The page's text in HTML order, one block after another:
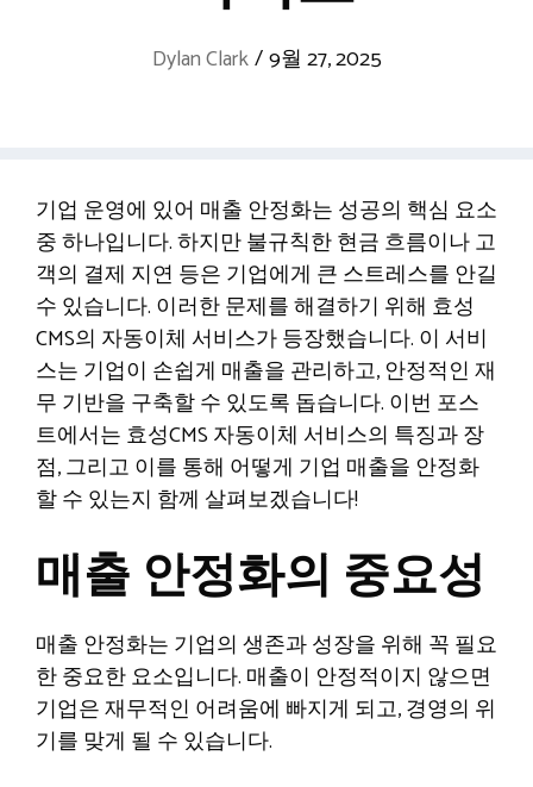
Dylan Clark/9월 27, 2025
기업 운영에 있어 매출 안정화는 성공의 핵심 요소
중 하나입니다. 하지만 불규칙한 현금 흐름이나 고
객의 결제 지연 등은 기업에게 큰 스트레스를 안길
수 있습니다. 이러한 문제를 해결하기 위해 효성
CMS의 자동이체 서비스가 등장했습니다. 이 서비
스는 기업이 손쉽게 매출을 관리하고, 안정적인 재
무 기반을 구축할 수 있도록 돕습니다. 이번 포스
트에서는 효성CMS 자동이체 서비스의 특징과 장
점, 그리고 이를 통해 어떻게 기업 매출을 안정화
할 수 있는지 함께 살펴보겠습니다!
매출 안정화의 중요성
매출 안정화는 기업의 생존과 성장을 위해 꼭 필요
한 중요한 요소입니다. 매출이 안정적이지 않으면
기업은 재무적인 어려움에 빠지게 되고, 경영의 위
기를 맞게 될 수 있습니다.